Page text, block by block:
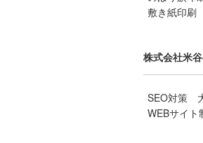
敷き紙印
株式会社米
SEO対策
WEBサイ